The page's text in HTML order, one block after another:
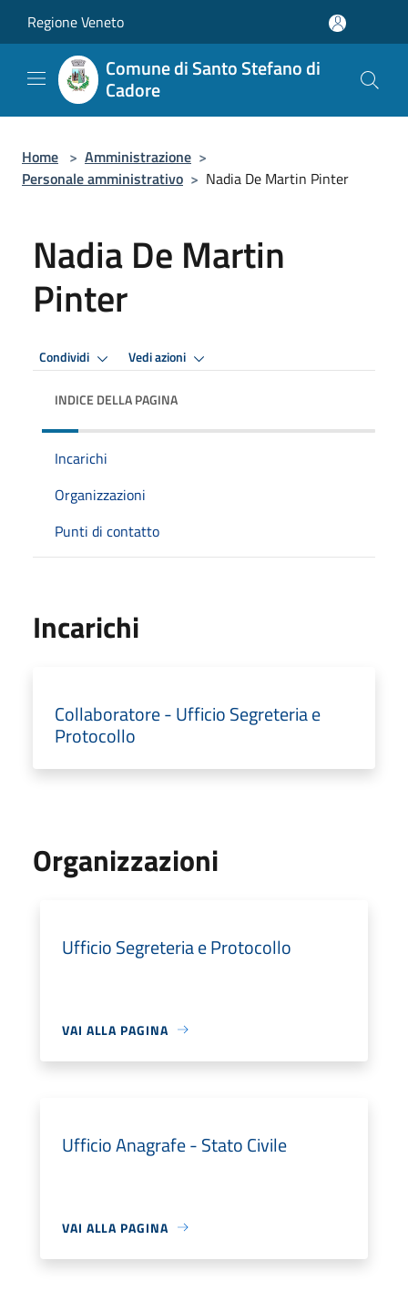
Regione Veneto
Comune di Santo Stefano di
Cadore
Home > Amministrazione >
Personale amministrativo > Nadia De Martin Pinter
Nadia De Martin
Pinter
Condividi Vedi azioni
INDICE DELLA PAGINA
Incarichi
Organizzazioni
Punti di contatto
Incarichi
Collaboratore - Ufficio Segreteria e
Protocollo
Organizzazioni
Ufficio Segreteria e Protocollo
VAI ALLA PAGINA
Ufficio Anagrafe - Stato Civile
VAI ALLA PAGINA